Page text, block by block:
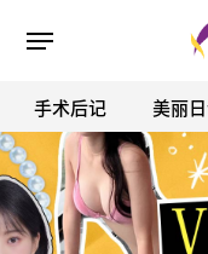
ESC 버튼을
手术后记 美丽